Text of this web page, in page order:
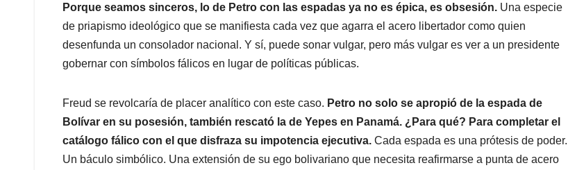
Porque seamos sinceros, lo de Petro con las espadas ya no es épica, es obsesión. Una especie
de priapismo ideológico que se manifiesta cada vez que agarra el acero libertador como quien
desenfunda un consolador nacional. Y sí, puede sonar vulgar, pero más vulgar es ver a un presidente
gobernar con símbolos fálicos en lugar de políticas públicas.
Freud se revolcaría de placer analítico con este caso. Petro no solo se apropió de la espada de
Bolívar en su posesión, también rescató la de Yepes en Panamá. ¿Para qué? Para completar el
catálogo fálico con el que disfraza su impotencia ejecutiva. Cada espada es una prótesis de poder.
Un báculo simbólico. Una extensión de su ego bolivariano que necesita reafirmarse a punta de acero